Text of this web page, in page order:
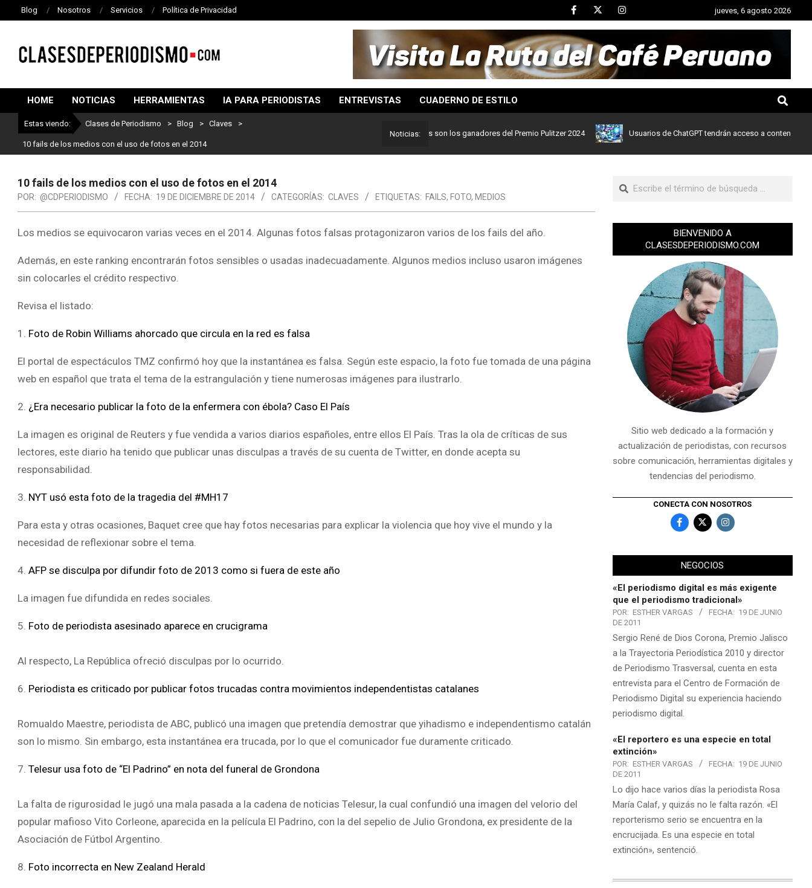
Blog Nosotros Servicios Política de Privacidad jueves, 6 agosto 2026
DE
PERIODISMO
HOME NOTICIAS HERRAMIENTAS IA PARA PERIODISTAS ENTREVISTAS CUADERNO DE ESTILO
Estas viendo: Clases de Periodismo > Blog > Claves >
10 fails de los medios con el uso de fotos en el 2014
Noticias:
Lo mejor del periodismo: Estos son los ganadores del Premio Pulitzer 2024 Usuarios de ChatGPT tendrán acceso a contenidos de
10 fails de los medios con el uso de fotos en el 2014
POR: @CDPERIODISMO FECHA: 19 DE DICIEMBRE DE 2014 CATEGORÍAS: CLAVES ETIQUETAS: FAILS, FOTO, MEDIOS
Los medios se equivocaron varias veces en el 2014. Algunas fotos falsas protagonizaron varios de los fails del año.
Además, en este ranking encontrarán fotos sensibles o usadas inadecuadamente. Algunos medios incluso usaron imágenes
sin colocarles el crédito respectivo.
Revisa el listado:
1. Foto de Robin Williams ahorcado que circula en la red es falsa
El portal de espectáculos TMZ confirmó hoy que la instantánea es falsa. Según este espacio, la foto fue tomada de una página
web en español que trata el tema de la estrangulación y tiene numerosas imágenes para ilustrarlo.
2. ¿Era necesario publicar la foto de la enfermera con ébola? Caso El País
La imagen es original de Reuters y fue vendida a varios diarios españoles, entre ellos El País. Tras la ola de críticas de sus
lectores, este diario ha tenido que publicar unas disculpas a través de su cuenta de Twitter, en donde acepta su
responsabilidad.
3. NYT usó esta foto de la tragedia del #MH17
Para esta y otras ocasiones, Baquet cree que hay fotos necesarias para explicar la violencia que hoy vive el mundo y la
necesidad de reflexionar sobre el tema.
4. AFP se disculpa por difundir foto de 2013 como si fuera de este año
La imagen fue difundida en redes sociales.
5. Foto de periodista asesinado aparece en crucigrama
Al respecto, La República ofreció disculpas por lo ocurrido.
6. Periodista es criticado por publicar fotos trucadas contra movimientos independentistas catalanes
Romualdo Maestre, periodista de ABC, publicó una imagen que pretendía demostrar que yihadismo e independentismo catalán
son lo mismo. Sin embargo, esta instantánea era trucada, por lo que el comunicador fue duramente criticado.
7. Telesur usa foto de “El Padrino” en nota del funeral de Grondona
La falta de rigurosidad le jugó una mala pasada a la cadena de noticias Telesur, la cual confundió una imagen del velorio del
popular mafioso Vito Corleone, aparecida en la película El Padrino, con la del sepelio de Julio Grondona, ex presidente de la
Asociación de Fútbol Argentino.
8. Foto incorrecta en New Zealand Herald
BIENVENIDO A
CLASESDEPERIODISMO.COM
Sitio web dedicado a la formación y
actualización de periodistas, con recursos
sobre comunicación, herramientas digitales y
tendencias del periodismo.
CONECTA CON NOSOTROS
NEGOCIOS
«El periodismo digital es más exigente
que el periodismo tradicional»
POR: ESTHER VARGAS FECHA: 19 DE JUNIO
DE 2011
Sergio René de Dios Corona, Premio Jalisco
a la Trayectoria Periodística 2010 y director
de Periodismo Trasversal, cuenta en esta
entrevista para el Centro de Formación de
Periodismo Digital su experiencia haciendo
periodismo digital.
«El reportero es una especie en total
extinción»
POR: ESTHER VARGAS FECHA: 19 DE JUNIO
DE 2011
Lo dijo hace varios días la periodista Rosa
María Calaf, y quizás no le falta razón. «El
reporterismo serio se encuentra en la
encrucijada. Es una especie en total
extinción», sentenció.